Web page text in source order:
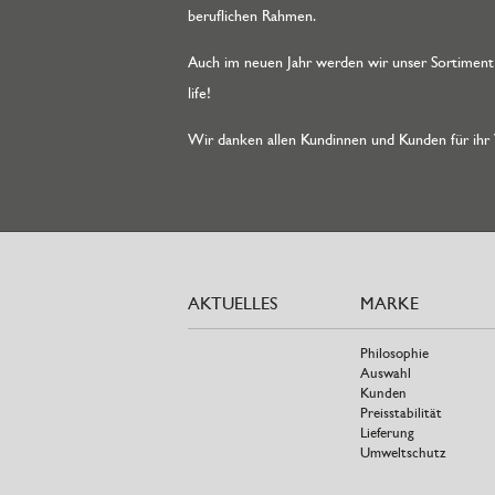
beruflichen Rahmen.
Auch im neuen Jahr werden wir unser
life!
Wir danken allen Kundinnen und Kunden für ihr
AKTUELLES MARKE
Philosophie
Auswahl
Kunden
Preisstabilität
Lieferung
Umweltschutz